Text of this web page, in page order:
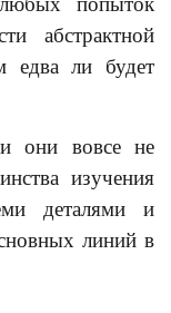
абстрактной
едва ли будет
они вовсе не
изучения
деталями и
линий в